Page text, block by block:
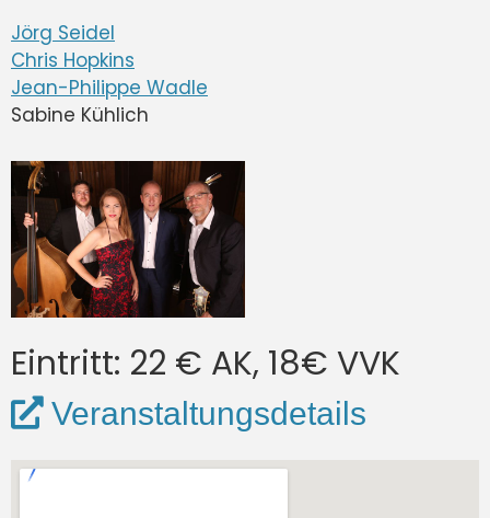
Jörg Seidel
Chris Hopkins
Jean-Philippe Wadle
Sabine Kühlich
Eintritt: 22 € AK, 18€ VVK
Veranstaltungsdetails